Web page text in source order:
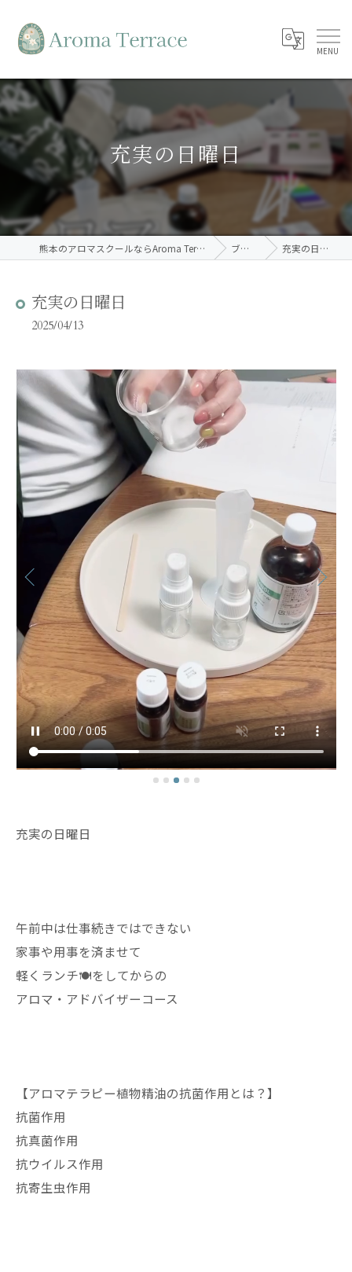
充実の日曜日
熊本のアロマスクールならAroma Terrace ブログ 充実の日曜日
充実の日曜日
2025/04/13
充実の日曜日
午前中は仕事続きではできない
家事や用事を済ませて
軽くランチ🍽️をしてからの
アロマ・アドバイザーコース
【アロマテラピー植物精油の抗菌作用とは？】
抗菌作用
抗真菌作用
抗ウイルス作用
抗寄生虫作用